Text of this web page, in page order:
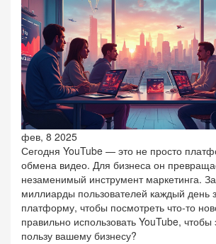
фев, 8 2025
Сегодня YouTube — это не просто
обмена видео. Для бизнеса он
незаменимый инструмент маркетинга.
миллиарды пользователей каждый день
платформу, чтобы посмотреть что-то
правильно использовать YouTube, чтобы
пользу вашему бизнесу?